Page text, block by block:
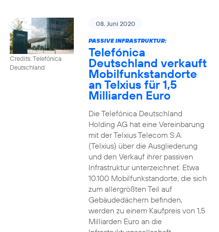
Credits: Telefónica
Deutschland
08. Juni 2020
PASSIVE INFRASTRUKTUR:
Telefónica
Deutschland verkauft
Mobilfunkstandorte
an Telxius für 1,5
Milliarden Euro
Die Telefónica Deutschland
Holding AG hat eine Vereinbarung
mit der Telxius Telecom S.A.
(Telxius) über die Ausgliederung
und den Verkauf ihrer passiven
Infrastruktur unterzeichnet. Etwa
10.100 Mobilfunkstandorte, die sich
zum allergrößten Teil auf
Gebäudedächern befinden,
werden zu einem Kaufpreis von 1,5
Milliarden Euro an die